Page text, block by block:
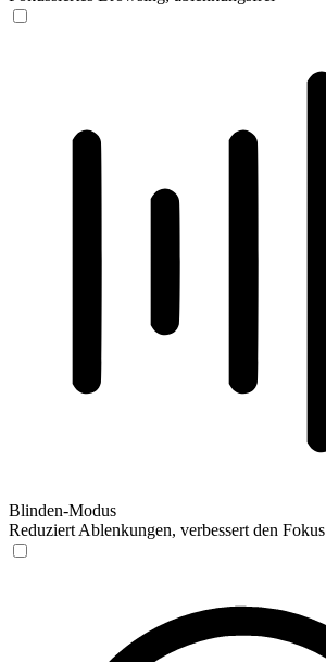
Blinden-Modus
Reduziert Ablenkungen, verbessert den Fokus